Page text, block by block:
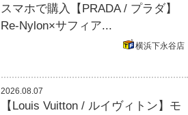
スマホで購入【PRADA / プラダ】
Re-Nylon×サフィア...
横浜下永谷店
2026.08.07
【Louis Vuitton / ルイヴィトン】モ